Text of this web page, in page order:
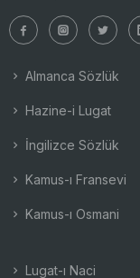
Almanca Sözlük
Hazine-i Lugat
İngilizce Sözlük
Kamus-ı Fransevi
Kamus-ı Osmani
Lugat-ı Naci